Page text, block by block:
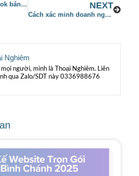
Siêu HOT “Facebook bán tích xanh” chỉ từ 12 USD/tháng NEXT
Cách xác minh doanh nghiệp Facebook BM thành công 100%
Nghiêm
mọi người, mình là Thoại Nghiêm. Liên
qua Zalo/SDT này 0336988676